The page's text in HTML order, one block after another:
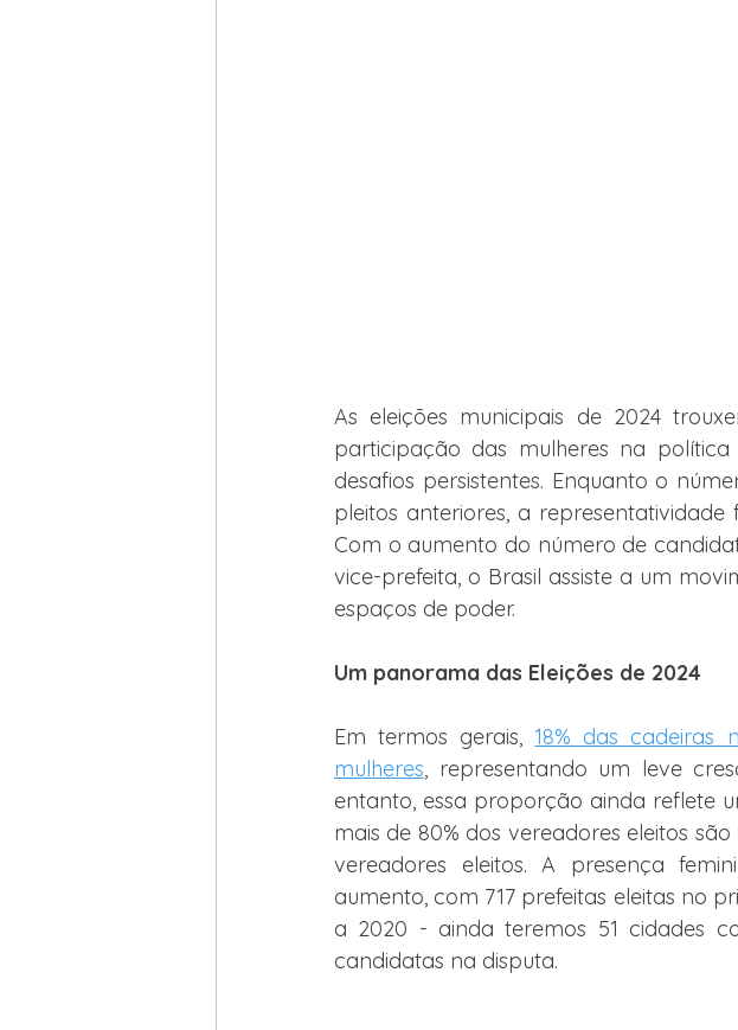
As eleições municipais de 2024
participação das mulheres na
desafios persistentes. Enquanto o
pleitos anteriores, a
Com o aumento do número de
vice-prefeita, o Brasil assiste a um
espaços de poder.
Um panorama das Eleições de 2024
Em termos gerais, 18% das cadeiras
mulheres, representando um leve
entanto, essa proporção ainda reflete
mais de 80% dos vereadores eleitos
vereadores eleitos. A presença
aumento, com 717 prefeitas eleitas no
a 2020 - ainda teremos 51 cidades
candidatas na disputa.